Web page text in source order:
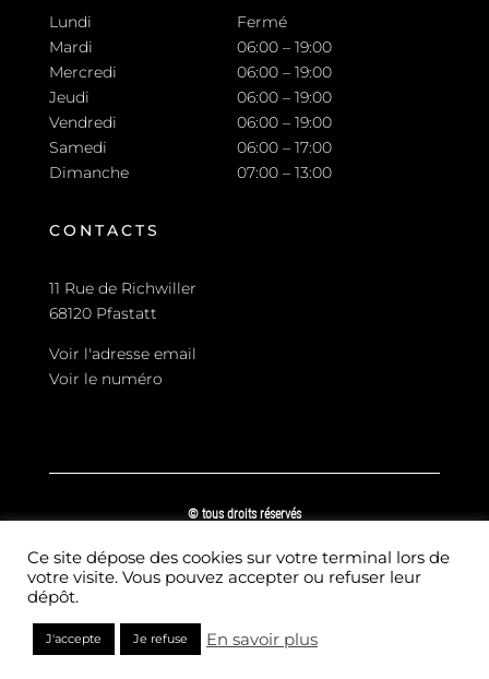
Lundi
Mardi
Mercredi
Jeudi
Vendredi
Samedi
Dimanche
Fermé
06:00 – 19:00
06:00 – 19:00
06:00 – 19:00
06:00 – 19:00
06:00 – 17:00
07:00 – 13:00
CONTACTS
11 Rue de Richwiller
68120 Pfastatt
Voir l'adresse email
Voir le numéro
© tous droits réservés
Site propulsé par
Ce site dépose des cookies sur votre terminal lors de
votre visite. Vous pouvez accepter ou refuser leur
dépôt.
J'accepte Je refuse En savoir plus